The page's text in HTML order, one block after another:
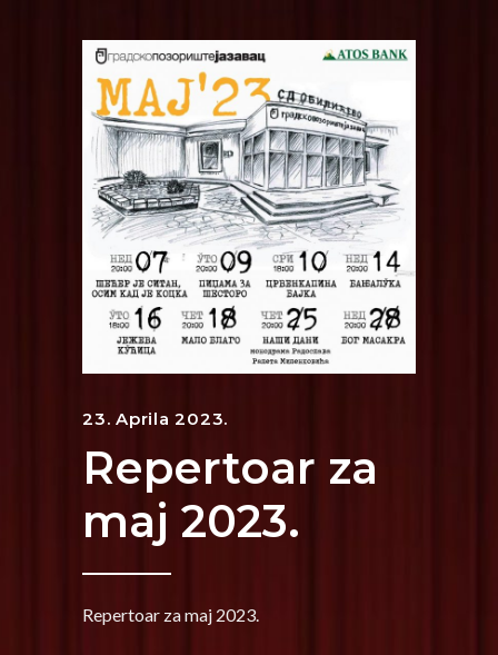
23. Aprila 2023.
Repertoar za
maj 2023.
Repertoar za maj 2023.